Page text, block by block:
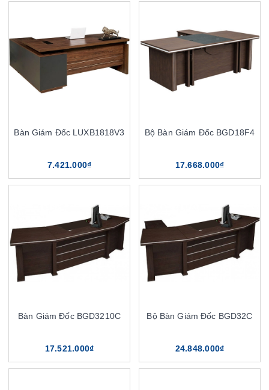
Bàn Giám Đốc LUXB1818V3
7.421.000₫
Bộ Bàn Giám Đốc BGD18F4
17.668.000₫
Bàn Giám Đốc BGD3210C
17.521.000₫
Bộ Bàn Giám Đốc BGD32C
24.848.000₫